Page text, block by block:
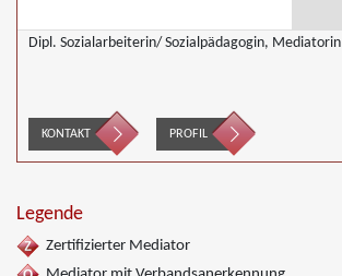
Dipl. Sozialarbeiterin/ Sozialpädagogin, Mediatorin
KONTAKT PROFIL
Legende
Zertifizierter Mediator